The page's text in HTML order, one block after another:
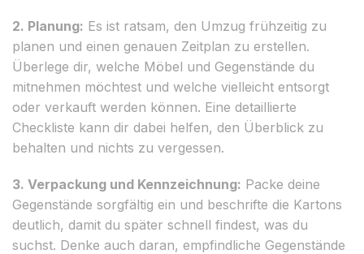
2. Planung: Es ist ratsam, den Umzug frühzeitig zu
planen und einen genauen Zeitplan zu erstellen.
Überlege dir, welche Möbel und Gegenstände du
mitnehmen möchtest und welche vielleicht entsorgt
oder verkauft werden können. Eine detaillierte
Checkliste kann dir dabei helfen, den Überblick zu
behalten und nichts zu vergessen.
3. Verpackung und Kennzeichnung: Packe deine
Gegenstände sorgfältig ein und beschrifte die Kartons
deutlich, damit du später schnell findest, was du
suchst. Denke auch daran, empfindliche Gegenstände